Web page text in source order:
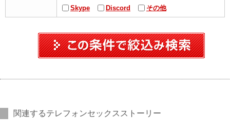
Skype
Discord その他
関連するテレフォンセックスストーリー